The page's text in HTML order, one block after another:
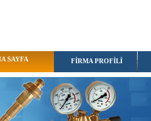
SAYFA FİRMA PROFİLİ